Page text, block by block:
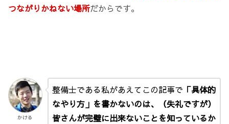
つながりかねない場所だからです。
かける
整備士である私があえてこの記事で 「具体的
なやり方」を書かないのは、（失礼ですが）
皆さんが完璧に出来ないことを知っているか